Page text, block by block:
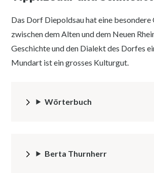
Das Dorf Diepoldsau hat eine besondere
zwischen dem Alten und dem Neuen
Geschichte und den Dialekt des Dorfes
Mundart ist ein grosses Kulturgut.
Wörterbuch
Berta Thurnherr